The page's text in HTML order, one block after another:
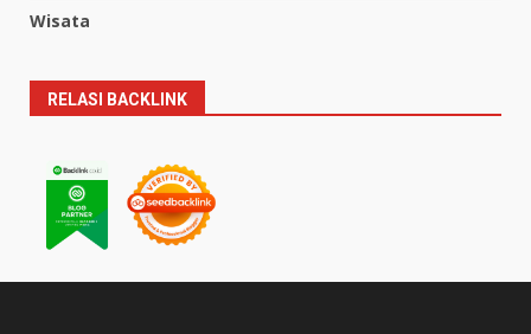
Wisata
RELASI BACKLINK